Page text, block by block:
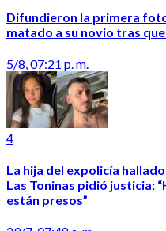
Difundieron la primera
matado a su novio tras
5/8, 07:21 p. m.
4
La hija del expolicía
Las Toninas pidió justicia:
están presos”